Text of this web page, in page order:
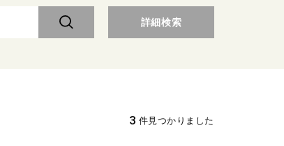
詳細検索
3 件見つかりました